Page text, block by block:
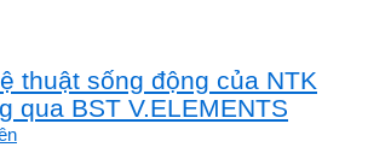
thuật sống động của NTK
qua BST V.ELEMENTS